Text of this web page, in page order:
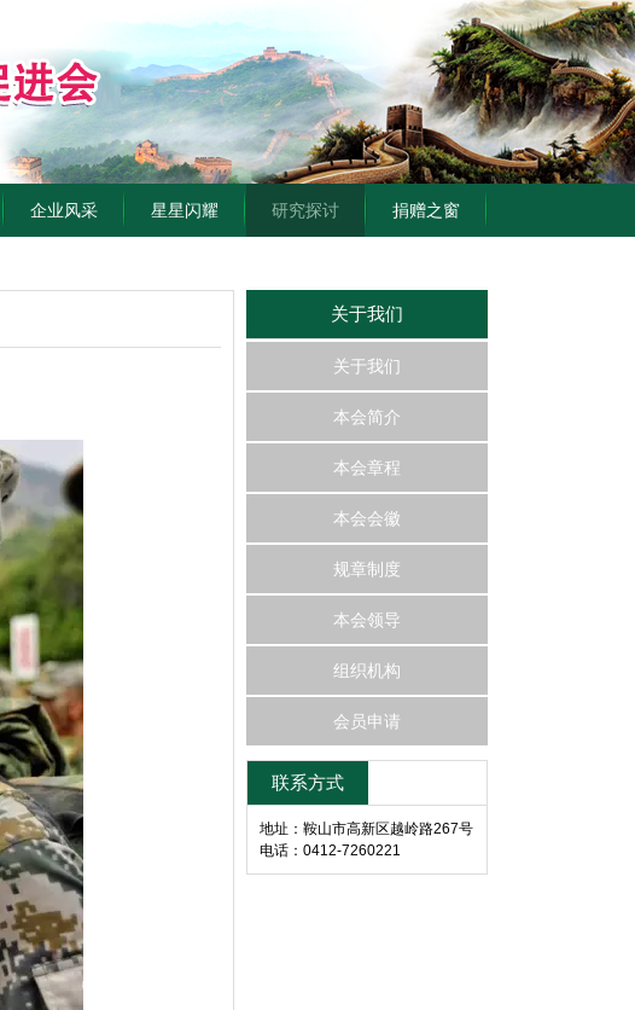
企业风采 星星闪耀 研究探讨 捐赠之窗
关于我们
关于我们
本会简介
本会章程
本会会徽
规章制度
本会领导
组织机构
会员申请
联系方式
地址：鞍山市高新区越岭路267号
电话：0412-7260221